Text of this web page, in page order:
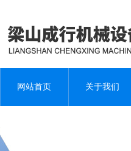
网站首页 关于我们